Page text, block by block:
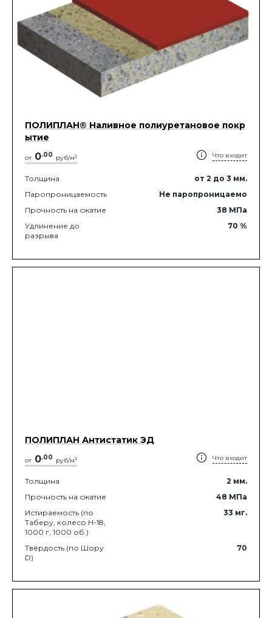
ПОЛИПЛАН® Наливное полиуретановое покр
ытие
от 0.00 руб/м2 Что входит
Толщина от 2 до 3 мм.
Паропроницаемость
Не паропроницаемо
Прочность на сжатие
38 МПа
Удлинение до
разрыва
70 %
ПОЛИПЛАН Антистатик ЭД
от 0.00 руб/м2 Что входит
Толщина 2 мм.
Прочность на сжатие
48 МПа
Истираемость (по
Таберу, колесо Н-18,
1000 г, 1000 об.)
33 мг.
Твёрдость (по Шору
D)
70